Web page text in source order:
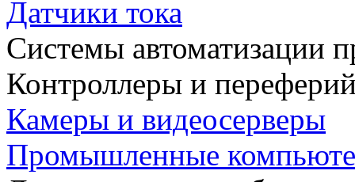
Датчики тока
Системы автоматизации
Контроллеры и
Камеры и видеосерверы
Промышленные